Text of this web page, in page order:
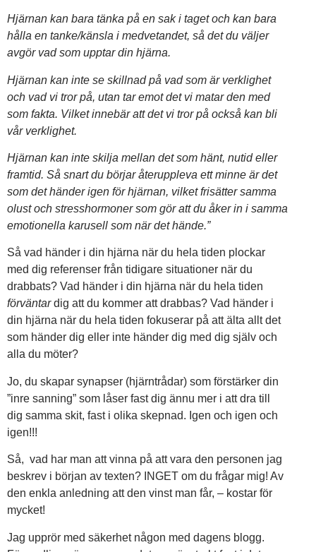
Hjärnan kan bara tänka på en sak i taget och kan bara
hålla en tanke/känsla i medvetandet, så det du väljer
avgör vad som upptar din hjärna.
Hjärnan kan inte se skillnad på vad som är verklighet
och vad vi tror på, utan tar emot det vi matar den med
som fakta. Vilket innebär att det vi tror på också kan bli
vår verklighet.
Hjärnan kan inte skilja mellan det som hänt, nutid eller
framtid. Så snart du börjar återuppleva ett minne är det
som det händer igen för hjärnan, vilket frisätter samma
olust och stresshormoner som gör att du åker in i samma
emotionella karusell som när det hände.”
Så vad händer i din hjärna när du hela tiden plockar
med dig referenser från tidigare situationer när du
drabbats? Vad händer i din hjärna när du hela tiden
förväntardig att du kommer att drabbas? Vad händer i
din hjärna när du hela tiden fokuserar på att älta allt det
som händer dig eller inte händer dig med dig själv och
alla du möter?
Jo, du skapar synapser (hjärntrådar) som förstärker din
”inre sanning” som låser fast dig ännu mer i att dra till
dig samma skit, fast i olika skepnad. Igen och igen och
igen!!!
Så, vad har man att vinna på att vara den personen jag
beskrev i början av texten? INGET om du frågar mig! Av
den enkla anledning att den vinst man får, – kostar för
mycket!
Jag upprör med säkerhet någon med dagens blogg.